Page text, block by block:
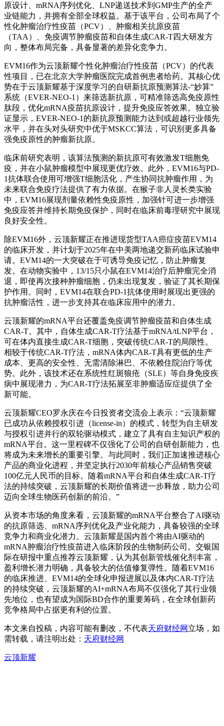
原设计、mRNA序列优化、LNP递送技术到GMP生产的全产
业链能力，并拥有全部全球权益。基于该平台，公司布局了个
性化肿瘤治疗性疫苗（PCV）、肿瘤相关抗原疫苗
（TAA）、免疫调节肿瘤疫苗和自体生成CAR-T四大研发方
向，整体布局完备，具备显著的差异化竞争力。
EVM16作为云顶新耀个性化肿瘤治疗性疫苗（PCV）的代表
性项目，已在北京大学肿瘤医院完成首例患者给药。其核心优
势在于云顶新耀基于深度学习的自研新抗原预测算法-“妙算”
系统（EVER-NEO-1）来筛选新抗原，可精准筛选高免疫原性
肽段，优化mRNA疫苗抗原设计，提升免疫应答效果。独立验
证显示，EVER-NEO-1的新抗原预测能力达到或超越行业领先
水平，并在头对头研究中优于MSKCC算法，可识别更多具备
强免疫原性的肿瘤新抗原。
临床前研究表明，该算法预测的新抗原可有效激发T细胞免
疫，并在小鼠肿瘤模型中展现更优疗效。此外，EVM16与PD-
1抗体联合使用可增强T细胞活化，产生协同抗肿瘤作用，为
未来联合免疫疗法提供了有力依据。在猴子非人灵长类实验
中，EVM16展现剂量依赖性免疫原性，加强针可进一步增强
免疫应答并维持长期免疫保护，同时在临床前毒理研究中展现
良好安全性。
除EVM16外，云顶新耀正在推进现货型TAA癌症疫苗EVM14
的临床开发，并计划于2025年在中美两地递交新药临床试验申
请。EVM14的一大突破在于可诱导免疫记忆，防止肿瘤复
发。在动物实验中，13/15只小鼠在EVM14治疗后肿瘤完全消
退，即使再次接种肿瘤细胞，仍未出现复发，验证了其长期保
护作用。同时，EVM14在联合PD-1抗体使用时展现出更强的
抗肿瘤活性，进一步支持其在临床应用中的潜力。
云顶新耀的mRNA平台还覆盖免疫调节肿瘤疫苗和自体生成
CAR-T。其中，自体生成CAR-T疗法基于mRNA/tLNP平台，
可在体内直接生成CAR-T细胞，突破传统CAR-T的局限性。
相较于传统CAR-T疗法，mRNA体内CAR-T具有更低的生产
成本、更高的安全性、无需清除淋巴、不依赖住院治疗等优
势。此外，该技术还在系统性红斑狼疮（SLE）等自身免疫疾
病中展现潜力，为CAR-T疗法拓展至非肿瘤适应症提供了全
新可能。
云顶新耀CEO罗永庆在今日投资者交流会上表示：“云顶新耀
已成功从依赖授权引进（license-in）的模式，转型为自主研发
与授权引进并行的双轮驱动模式，建立了具有自主知识产权的
mRNA平台。这一里程碑不仅强化了公司的自研创新能力，也
将成为未来增长的重要引擎。与此同时，我们正加速推进核心
产品的商业化进程，并坚定执行2030年前核心产品销售突破
100亿元人民币的目标。随着mRNA平台和自体生成CAR-T疗
法的持续突破，云顶新耀的长期价值将进一步释放，助力公司
迈向全球生物医药创新的前沿。”
从资本市场的角度来看，云顶新耀的mRNA平台整合了AI驱动
的抗原筛选、mRNA序列优化及产业化能力，具备较强的全球
竞争力和商业化潜力。云顶新耀是国内首个将由AI驱动的
mRNA肿瘤治疗性疫苗进入临床阶段的生物制药公司。交银国
际在研报中重点推荐云顶新耀，认为其创新管线催化剂丰富，
盈利增长潜力明确，具备较大的估值修复弹性。随着EVM16
的临床推进、EVM14的全球化申报进展以及体内CAR-T疗法
的持续突破，云顶新耀的AI+mRNA布局不仅强化了其行业领
先地位，也有望成为国际BD合作的重要筹码，在全球创新药
竞争格局中占据更有利的位置。
本文来自投稿，内容可能有删改，不代表天府财经网 立场，如
需转载，请注明出处： 天府财经网
云顶新耀